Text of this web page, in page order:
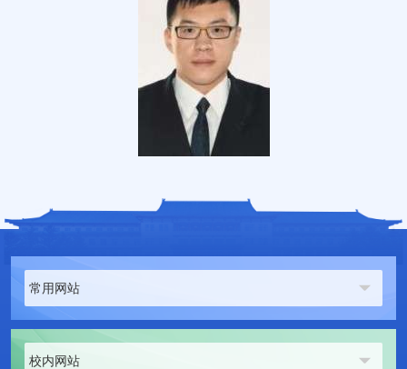
常用网站
校内网站